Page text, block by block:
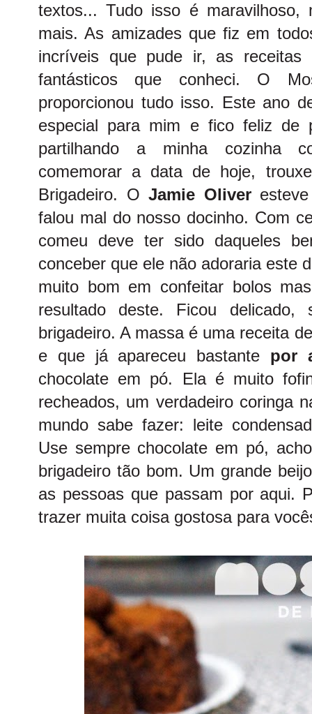
textos... Tudo isso é
mais. As amizades que fiz em
incríveis que pude ir, as receitas
fantásticos que conheci. O
proporcionou tudo isso. Este ano
especial para mim e fico feliz de
partilhando a minha cozinha
comemorar a data de hoje,
Brigadeiro. OJamie Oliveresteve
falou mal do nosso docinho. Com
comeu deve ter sido daqueles
conceber que ele não adoraria este
muito bom em confeitar bolos
resultado deste. Ficou
brigadeiro. A massa é uma receita
e que já apareceu bastante por
chocolate em pó. Ela é muito
recheados, um verdadeiro coringa
mundo sabe fazer: leite
Use sempre chocolate em pó,
brigadeiro tão bom. Um grande
as pessoas que passam por aqui.
trazer muita coisa gostosa para